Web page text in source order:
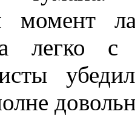
момент
легко